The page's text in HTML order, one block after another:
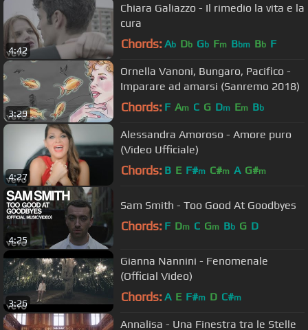
4:42
Chiara Galiazzo - Il rimedio la vita e la
cura
Chords: Ab Db Gb Fm Bbm Bb F
3:29
Ornella Vanoni, Bungaro, Pacifico -
Imparare ad amarsi (Sanremo 2018)
Chords: F Am C G Dm Em Bb
4:27
Alessandra Amoroso - Amore puro
(Video Ufficiale)
Chords: B E F#m C#m A G#m
4:25
Sam Smith - Too Good At Goodbyes
Chords: F Dm C Gm Bb G D
3:26
Gianna Nannini - Fenomenale
(Official Video)
Chords: A E F#m D C#m
Annalisa - Una Finestra tra le Stelle